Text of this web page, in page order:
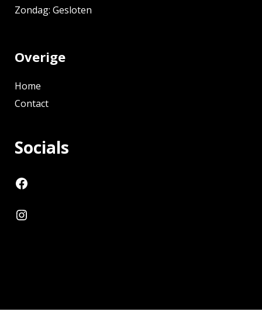
Zondag: Gesloten
Overige
Home
Contact
Socials
Volg De Vree Wonen op Facebook
Instagram